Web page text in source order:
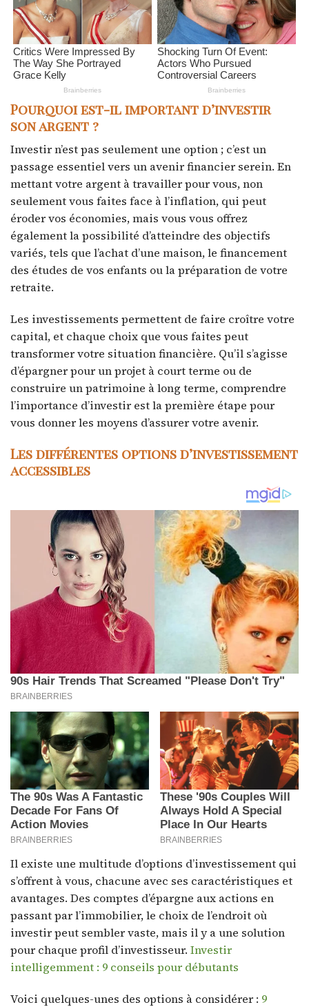
Pourquoi est-il important d’investir
son argent ?
Investir n’est pas seulement une option ; c’est un
passage essentiel vers un avenir financier serein. En
mettant votre argent à travailler pour vous, non
seulement vous faites face à l’inflation, qui peut
éroder vos économies, mais vous vous offrez
également la possibilité d’atteindre des objectifs
variés, tels que l’achat d’une maison, le financement
des études de vos enfants ou la préparation de votre
retraite.
Les investissements permettent de faire croître votre
capital, et chaque choix que vous faites peut
transformer votre situation financière. Qu’il s’agisse
d’épargner pour un projet à court terme ou de
construire un patrimoine à long terme, comprendre
l’importance d’investir est la première étape pour
vous donner les moyens d’assurer votre avenir.
Les différentes options d’investissement
accessibles
Il existe une multitude d’options d’investissement qui
s’offrent à vous, chacune avec ses caractéristiques et
avantages. Des comptes d’épargne aux actions en
passant par l’immobilier, le choix de l’endroit où
investir peut sembler vaste, mais il y a une solution
pour chaque profil d’investisseur. Investir
intelligemment : 9 conseils pour débutants
Voici quelques-unes des options à considérer : 9